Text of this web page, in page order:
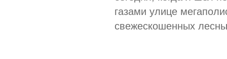
газами улице
свежескошенных